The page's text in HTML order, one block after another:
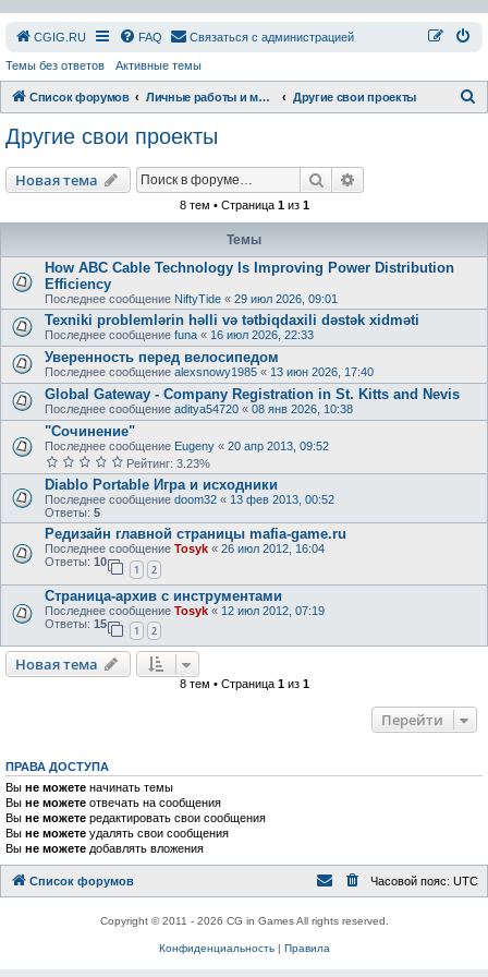
СGIG.RU FAQ Связаться с администрацией
Темы без ответов Активные темы
Список форумов Личные работы и модификации Другие свои проекты
Другие свои проекты
Новая тема Поиск
8 тем • Страница 1из 1
Темы
How ABC Cable Technology Is Improving Power Distribution
Efficiency
Последнее сообщение NiftyTide « 29 июл 2026, 09:01
Texniki problemlərin həlli və tətbiqdaxili dəstək xidməti
Последнее сообщение funa « 16 июл 2026, 22:33
Уверенность перед велосипедом
Последнее сообщение alexsnowy1985 « 13 июн 2026, 17:40
Global Gateway - Company Registration in St. Kitts and Nevis
Последнее сообщение aditya54720 « 08 янв 2026, 10:38
"Сочинение"
Последнее сообщение Eugeny « 20 апр 2013, 09:52
Рейтинг: 3.23%
Diablo Portable Игра и исходники
Последнее сообщение doom32 « 13 фев 2013, 00:52
Ответы: 5
Редизайн главной страницы mafia-game.ru
Последнее сообщение Tosyk « 26 июл 2012, 16:04
Ответы: 10
1 2
Страница-архив с инструментами
Последнее сообщение Tosyk « 12 июл 2012, 07:19
Ответы: 15
1 2
Новая тема
8 тем • Страница 1из 1
Перейти
ПРАВА ДОСТУПА
Вы не можете начинать темы
Вы не можете отвечать на сообщения
Вы не можете редактировать свои сообщения
Вы не можете удалять свои сообщения
Вы не можете добавлять вложения
Список форумов Часовой пояс: UTC
Copyright © 2011 - 2026 CG in Games All rights reserved.
Конфиденциальность| Правила